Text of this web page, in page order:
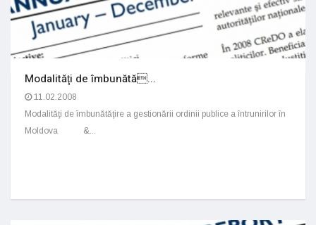
Modalităţi de îmbunătă...
11.02.2008
Modalităţi de îmbunătăţire a gestionării ordinii publice a întrunirilor în
Moldova &...